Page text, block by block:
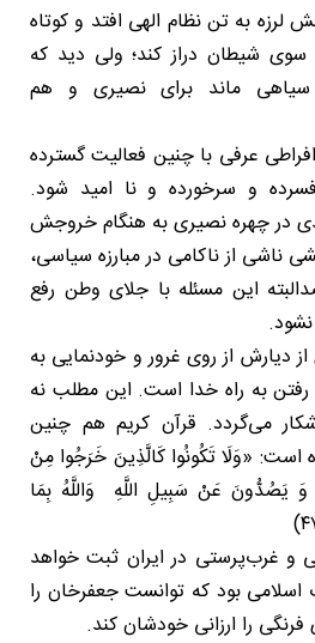
لرزه به تن نظام الهی افتد و کوتاه
شیطان دراز کند؛ ولی دید که
سیاهی ماند برای نصیری و هم
عرفی با چنین فعالیت گسترده
و سرخورده و نا امید شود.
در چهره نصیری به هنگام خروجش
ناشی از ناکامی در مبارزه سیاسی،
این مسئله با جلای وطن رفع
دیارش از روی غرور و خودنمایی به
رفتن به راه خدا است. این مطلب نه
می‌گردد. قرآن کریم هم چنین
«وَلَا تَکُونُوا کَالَّذِينَ خَرَجُوا مِنْ
وَ یَصُدُّونَ عَنْ سَبِيلِ اللَّهِ وَاللَّهُ بِمَا
و غرب‌پرستی در ایران ثبت خواهد
اسلامی بود که توانست جعفرخان را
را ارزانی خودشان کند.